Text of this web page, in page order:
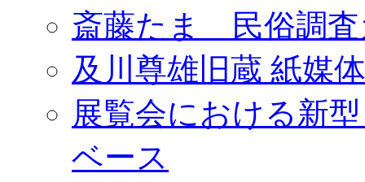
斎藤たま 民俗調査
及川尊雄旧蔵 紙媒
展覧会における新
ベース